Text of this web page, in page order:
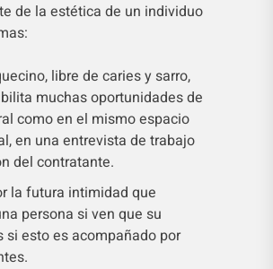
de la estética de un individuo
libre de caries y sarro,
muchas oportunidades de
como en el mismo espacio
en una entrevista de trabajo
del contratante.
la futura intimidad que
persona si ven que su
esto es acompañado por